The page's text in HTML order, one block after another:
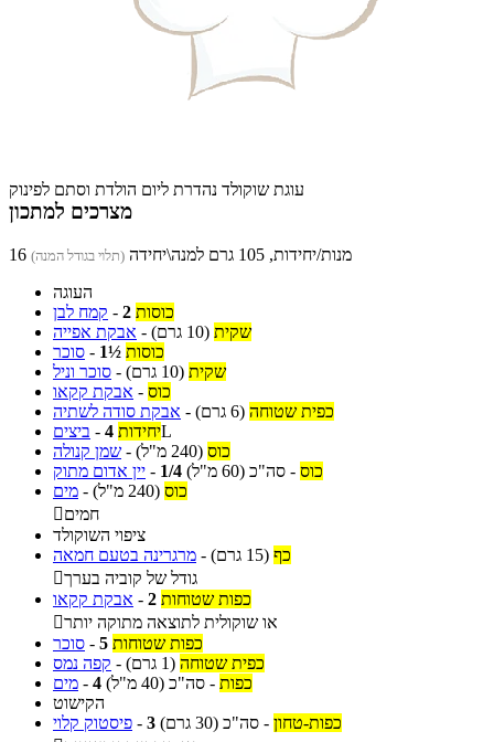
עוגת שוקולד נהדרת ליום הולדת וסתם לפינוק
מצרכים למתכון
16 מנות/יחידות, 105 גרם למנה\יחידה (תלוי בגודל המנה)
העוגה
קמח לבן - 2 כוסות
אבקת אפייה - שקית (10 גרם)
סוכר - 1½ כוסות
סוכר וניל - שקית (10 גרם)
אבקת קקאו - כוס
אבקת סודה לשתיה - כפית שטוחה (6 גרם)
ביצים - 4 יחידותL
שמן קנולה - כוס (240 מ"ל)
יין אדום מתוק - 1/4 כוס - סה"כ (60 מ"ל)
מים - כוס (240 מ"ל)
חמים
ציפוי השוקולד
מרגרינה בטעם חמאה - כף (15 גרם)
גודל של קוביה בערך
אבקת קקאו - 2 כפות שטוחות
או שוקולית לתוצאה מתוקה יותר
סוכר - 5 כפות שטוחות
קפה נמס - כפית שטוחה (1 גרם)
מים - 4 כפות - סה"כ (40 מ"ל)
הקישוט
פיסטוק קלוי - 3 כפות-טחון - סה"כ (30 גרם)